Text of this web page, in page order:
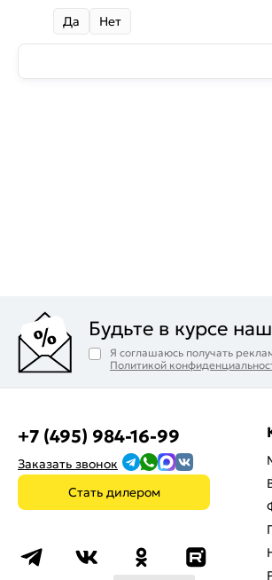
Да
Нет
Будьте в курсе
Я соглашаюсь получать
Политикой
+7 (495) 984-16-99
Заказать звонок
Стать дилером